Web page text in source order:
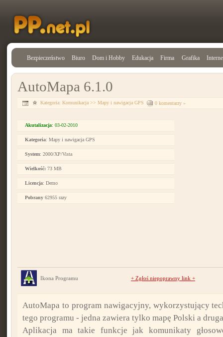
Bezpieczeństwo Biuro Dom i Hobby Edukacja Firma Grafika
AutoMapa 6.1.0
Kategoria: Komunikacja >> Mapy i nawigacja GPS 0 komentarzy »
Akutalizacja: 03-02-2010
Kategoria: Mapy i nawigacja GPS
System: 2000/XP/Vista
Wielkość: 73 MB
Licencja: Demo
Pobrany 62955 razy
Ikona Programu + Zgłoś niepoprawny link +
AutoMapa to program nawigacyjny, wykorzystujący
tego programu - jedna zawiera tylko mapę Polski a
Aplikacja ma takie funkcje jak komunikaty